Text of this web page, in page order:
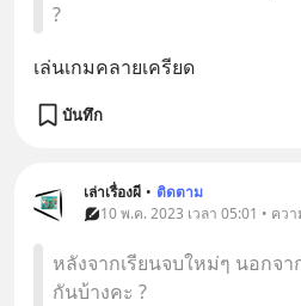
?
เล่นเกมคลายเครียด
บันทึก
เล่าเรื่องผี • ติดตาม
10 พ.ค. 2023 เวลา 05:01 • คว
หลังจากเรียนจบใหม่ๆ นอกจ
กันบ้างคะ ?